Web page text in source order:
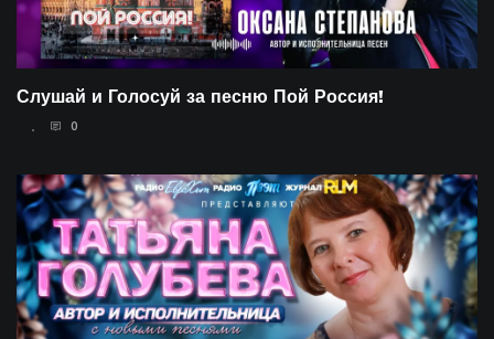
Слушай и Голосуй за песню Пой Россия!
0